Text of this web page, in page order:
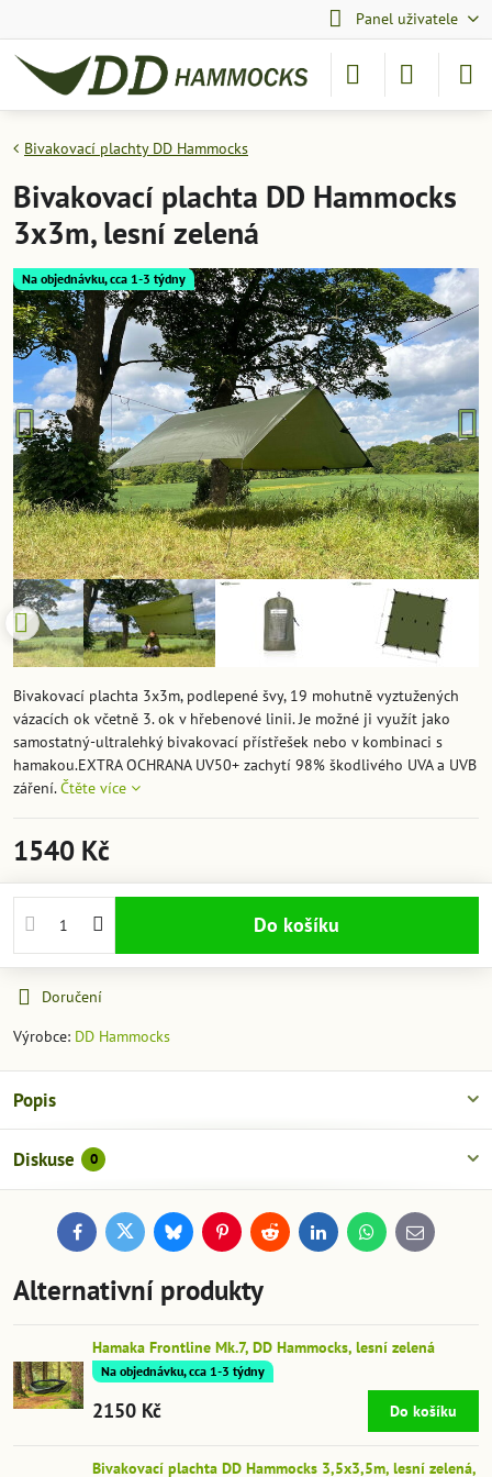
Panel uživatele
Na objednávku, cca 1-3 týdny
Bivakovací plachty DD Hammocks
Bivakovací plachta DD Hammocks
3x3m, lesní zelená
Bivakovací plachta 3x3m, podlepené švy, 19 mohutně vyztužených
vázacích ok včetně 3. ok v hřebenové linii. Je možné ji využít jako
samostatný-ultralehký bivakovací přístřešek nebo v kombinaci s
hamakou.EXTRA OCHRANA UV50+ zachytí 98% škodlivého UVA a UVB
záření.Čtěte více
1540 Kč
Do košíku
Doručení
Výrobce: DD Hammocks
Popis
Diskuse 0
FacebookTwitterBlueskyPinterestReddit LinkedInWhatsApp
E-
mail
Alternativní produkty
Hamaka Frontline Mk.7, DD Hammocks, lesní zelená
Na objednávku, cca 1-3 týdny
2150 Kč Do košíku
Bivakovací plachta DD Hammocks 3,5x3,5m, lesní zelená,